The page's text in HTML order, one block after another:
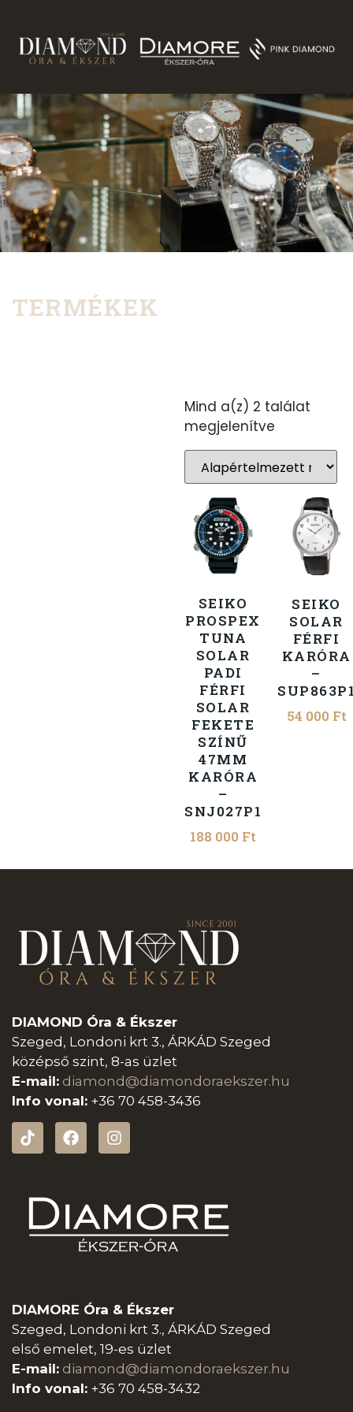
TERMÉKEK
Mind a(z) 2 találat
megjelenítve
SEIKO
PROSPEX
TUNA
SOLAR
PADI
FÉRFI
SOLAR
FEKETE
SZÍNŰ
47MM
KARÓRA
–
SNJ027P1
188 000 Ft
SEIKO
SOLAR
FÉRFI
KARÓRA
–
54 000 Ft
DIAMOND Óra & Ékszer
Szeged, Londoni krt 3., ÁRKÁD Szeged
középső szint, 8-as üzlet
E-mail: diamond@diamondoraekszer.hu
Info vonal: +36 70 458-3436
DIAMORE Óra & Ékszer
Szeged, Londoni krt 3., ÁRKÁD Szeged
első emelet, 19-es üzlet
E-mail: diamond@diamondoraekszer.hu
Info vonal: +36 70 458-3432